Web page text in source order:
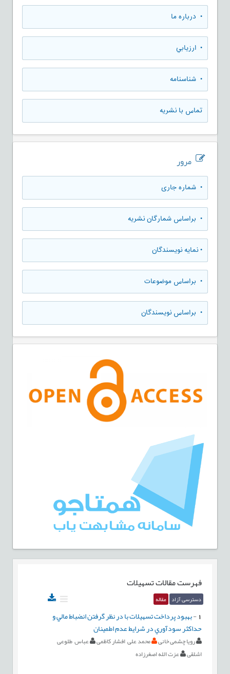
• درباره ما
• ارزيابي
• شناسنامه
تماس با نشریه
مرور
• شماره جاری
• براساس شمارگان نشریه
•نمایه نویسندگان
• براساس موضوعات
• براساس نویسندگان
فهرست مقالاتتسهیلات
دسترسی آزاد مقاله
-بهبود پرداخت تسهيلات با در نظر گرفتن انضباط مالي و
حداكثر سودآوري در شرايط عدم اطمينان
رویا چشمی خانی محمد علی افشار کاظمی
عباس طلوعی
اشلقی
عزت الله اصغرزاده